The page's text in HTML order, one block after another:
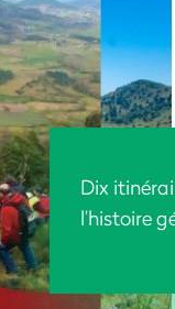
Dix
l’histoire